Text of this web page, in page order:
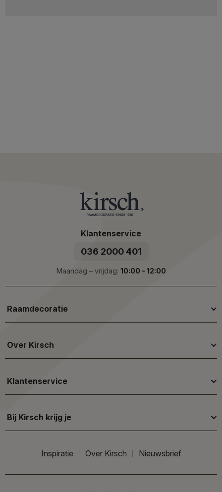
Klantenservice
036 2000 401
Maandag – vrijdag: 10:00 – 12:00
Raamdecoratie
Over Kirsch
Klantenservice
Bij Kirsch krijg je
Inspiratie Over Kirsch Nieuwsbrief